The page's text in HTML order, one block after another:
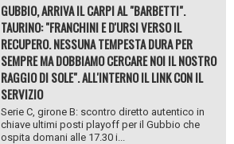
GUBBIO, ARRIVA IL CARPI AL "BARBETTI".
TAURINO: "FRANCHINI E D'URSI VERSO IL
RECUPERO. NESSUNA TEMPESTA DURA PER
SEMPRE MA DOBBIAMO CERCARE NOI IL NOSTRO
RAGGIO DI SOLE". ALL'INTERNO IL LINK CON IL
SERVIZIO
Serie C, girone B: scontro diretto autentico in
chiave ultimi posti playoff per il Gubbio che
ospita domani alle 17.30 i...